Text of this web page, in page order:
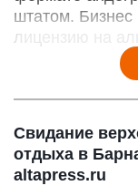
штатом. Бизнес
лицензию на
Свидание
отдыха в
altapress.ru